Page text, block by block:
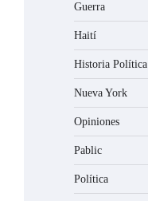
Guerra
Haití
Historia Política
Nueva York
Opiniones
Pablic
Política